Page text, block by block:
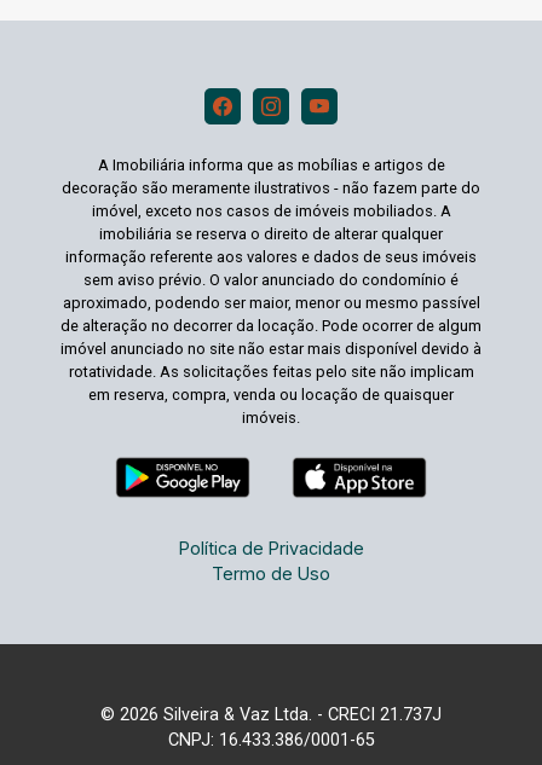
A Imobiliária informa que as mobílias e artigos de
decoração são meramente ilustrativos - não fazem parte do
imóvel, exceto nos casos de imóveis mobiliados. A
imobiliária se reserva o direito de alterar qualquer
informação referente aos valores e dados de seus imóveis
sem aviso prévio. O valor anunciado do condomínio é
aproximado, podendo ser maior, menor ou mesmo passível
de alteração no decorrer da locação. Pode ocorrer de algum
imóvel anunciado no site não estar mais disponível devido à
rotatividade. As solicitações feitas pelo site não implicam
em reserva, compra, venda ou locação de quaisquer
imóveis.
Política de Privacidade
Termo de Uso
© 2026 Silveira & Vaz Ltda. - CRECI 21.737J
CNPJ: 16.433.386/0001-65